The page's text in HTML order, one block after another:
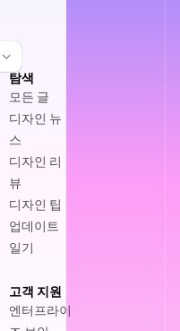
탐색
모든 글
디자인 뉴
스
디자인 리
뷰
디자인 팁
업데이트
일기
고객 지원
엔터프라이